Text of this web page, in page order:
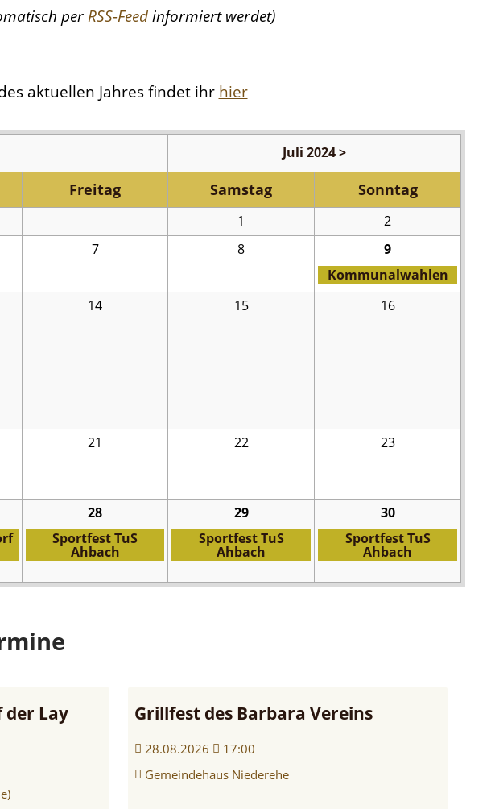
per RSS-Feedinformiert werdet)
aktuellen Jahres findet ihr hier
Juli 2024 >
Freitag Samstag Sonntag
1
2
7 8
9
Kommunalwahlen
14 15 16
21 22 23
28
Sportfest TuS
Ahbach
29
Sportfest TuS
Ahbach
30
Sportfest TuS
Ahbach
Lay Grillfest des Barbara Vereins
28.08.2026
17:00
Gemeindehaus Niederehe